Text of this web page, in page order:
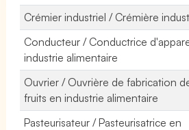
Crémier industriel / Crémière
Conducteur / Conductrice
industrie alimentaire
Ouvrier / Ouvrière de fabrication
fruits en industrie alimentaire
Pasteurisateur / Pasteurisatrice en